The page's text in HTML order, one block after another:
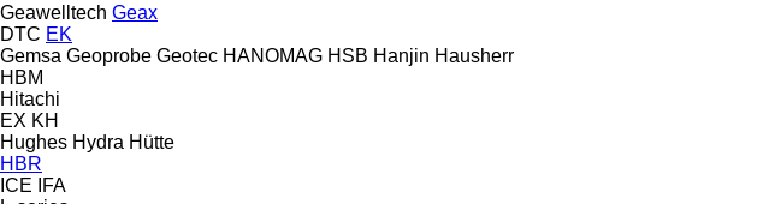
Geawelltech Geax
DTC EK
Gemsa Geoprobe Geotec HANOMAG HSB Hanjin Hausherr
HBM
Hitachi
EX KH
Hughes Hydra Hütte
HBR
ICE
IFA